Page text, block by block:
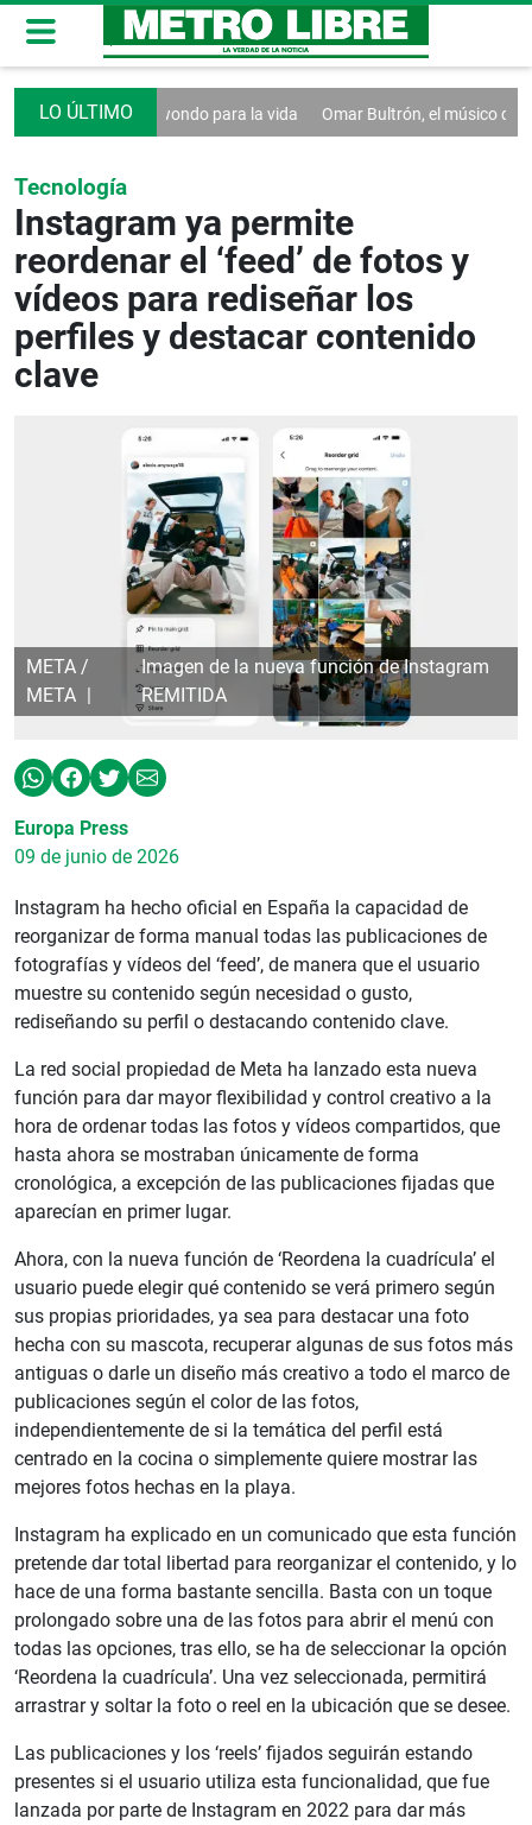
Taekwondo para la vida Omar Bultrón, el músico detrás de
Tecnología
Instagram ya permite
reordenar el ‘feed’ de fotos y
vídeos para rediseñar los
perfiles y destacar contenido
clave
Imagen de la nueva función de Instagram
REMITIDA
META /
META
Europa Press
09 de junio de 2026
Instagram ha hecho oficial en España la capacidad de
reorganizar de forma manual todas las publicaciones de
fotografías y vídeos del ‘feed’, de manera que el usuario
muestre su contenido según necesidad o gusto,
rediseñando su perfil o destacando contenido clave.
La red social propiedad de Meta ha lanzado esta nueva
función para dar mayor flexibilidad y control creativo a la
hora de ordenar todas las fotos y vídeos compartidos, que
hasta ahora se mostraban únicamente de forma
cronológica, a excepción de las publicaciones fijadas que
aparecían en primer lugar.
Ahora, con la nueva función de ‘Reordena la cuadrícula’ el
usuario puede elegir qué contenido se verá primero según
sus propias prioridades, ya sea para destacar una foto
hecha con su mascota, recuperar algunas de sus fotos más
antiguas o darle un diseño más creativo a todo el marco de
publicaciones según el color de las fotos,
independientemente de si la temática del perfil está
centrado en la cocina o simplemente quiere mostrar las
mejores fotos hechas en la playa.
Instagram ha explicado en un comunicado que esta función
pretende dar total libertad para reorganizar el contenido, y lo
hace de una forma bastante sencilla. Basta con un toque
prolongado sobre una de las fotos para abrir el menú con
todas las opciones, tras ello, se ha de seleccionar la opción
‘Reordena la cuadrícula’. Una vez seleccionada, permitirá
arrastrar y soltar la foto o reel en la ubicación que se desee.
Las publicaciones y los ‘reels’ fijados seguirán estando
presentes si el usuario utiliza esta funcionalidad, que fue
lanzada por parte de Instagram en 2022 para dar más